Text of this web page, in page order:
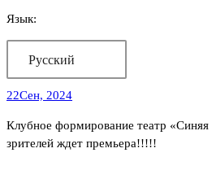
Язык:
Русский
22Сен, 2024
Клубное формирование театр «Синяя
зрителей ждет премьера!!!!!